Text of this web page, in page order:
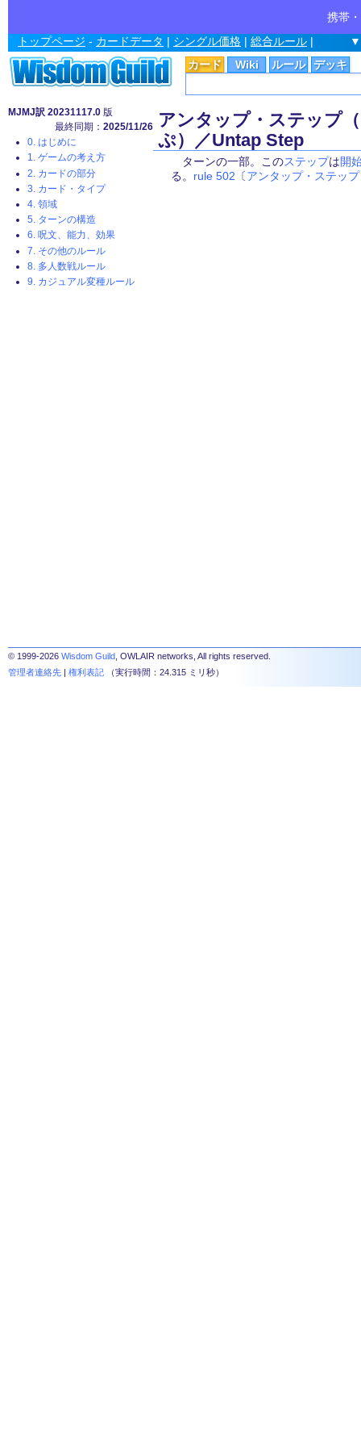
携帯
カード Wiki ルール デッキ
トップページ - カードデータ | シングル価格 | 総合ルール |
MJMJ訳 20231117.0 版
最終同期： 2025/11/26
0. はじめに
1. ゲームの考え方
2. カードの部分
3. カード・タイプ
4. 領域
5. ターンの構造
6. 呪文、能力、効果
7. その他のルール
8. 多人数戦ルール
9. カジュアル変種ルール
アンタップ・ステップ
ぷ）／Untap Step
ターンの一部。このステップは開
る。 rule 502 〔アンタップ・ステップ
© 1999-2026 Wisdom Guild , OWLAIR networks, All rights reserved.
管理者連絡先 | 権利表記 （実行時間：24.315 ミリ秒）